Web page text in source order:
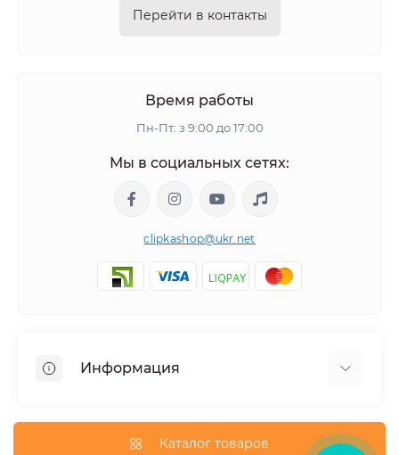
Перейти в контакты
Время работы
Пн-Пт: з 9:00 до 17:00
Мы в социальных сетях:
clipkashop@ukr.net
Информация
Каталог товаров